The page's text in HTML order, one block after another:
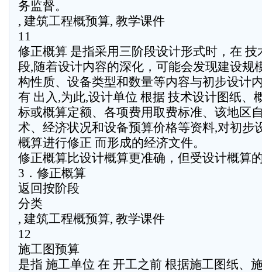
务监督。
, 建筑工程概预算, 教学课件
11
修正概算 是指采用三阶段设计形式时，在 技
段,随着设计内容的深化，可能会发现建设规
构性质、设备类型和数量等内容与初步设计
有 出入,为此,设计单位 根据 技术设计图纸、
标或概算定额、各项费用取费标准、该地区
术、经济状况和设备预算价格等资料,对初步
概算进行修正 而形成的经济文件。
修正概算比设计概算更准确，但受设计概算
3．修正概算
返回按阶段
分类
, 建筑工程概预算, 教学课件
12
施工图预算
是指 施工单位 在 开工之前 根据施工图纸、